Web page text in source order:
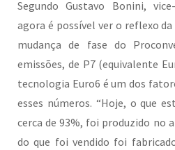
Segundo Gustavo Bonini,
agora é possível ver o reflexo
mudança de fase do
emissões, de P7 (equivalente
tecnologia Euro6 é um dos
esses números. “Hoje, o que
cerca de 93%, foi produzido no
do que foi vendido foi